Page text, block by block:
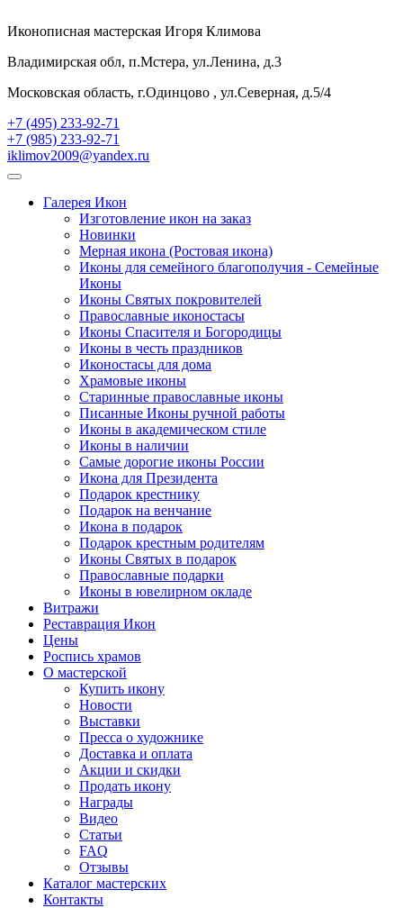
Иконописная мастерская Игоря Климова
Владимирская обл, п.Мстера, ул.Ленина, д.3
Московская область, г.Одинцово , ул.Северная, д.5/4
+7 (495) 233-92-71
+7 (985) 233-92-71
iklimov2009@yandex.ru
Галерея Икон
Изготовление икон на заказ
Новинки
Мерная икона (Ростовая икона)
Иконы для семейного благополучия - Семейные
Иконы
Иконы Святых покровителей
Православные иконостасы
Иконы Спасителя и Богородицы
Иконы в честь праздников
Иконостасы для дома
Храмовые иконы
Старинные православные иконы
Писанные Иконы ручной работы
Иконы в академическом стиле
Иконы в наличии
Самые дорогие иконы России
Икона для Президента
Подарок крестнику
Подарок на венчание
Икона в подарок
Подарок крестным родителям
Иконы Святых в подарок
Православные подарки
Иконы в ювелирном окладе
Витражи
Реставрация Икон
Цены
Роспись храмов
О мастерской
Купить икону
Новости
Выставки
Пресса о художнике
Доставка и оплата
Акции и скидки
Продать икону
Награды
Видео
Статьи
FAQ
Отзывы
Каталог мастерских
Контакты